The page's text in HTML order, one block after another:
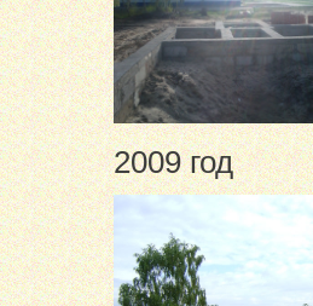
2009 год